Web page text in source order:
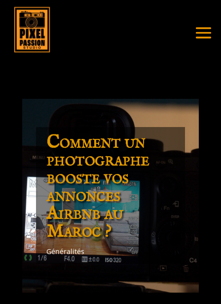
Comment un
photographe
booste vos
annonces
Airbnb au
Maroc ?
Généralités